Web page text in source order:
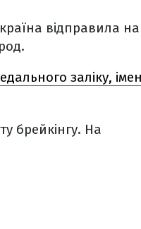
відправила на
заліку,
брейкінгу. На